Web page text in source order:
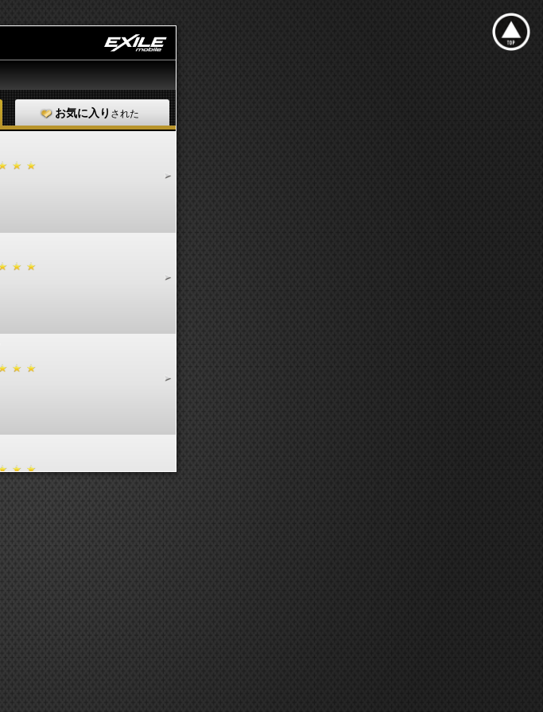
お気に入り された